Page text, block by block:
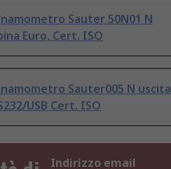
Sauter 50N01 N
Euro, Cert. ISO
Sauter005 N uscita
USB Cert. ISO
Indirizzo email